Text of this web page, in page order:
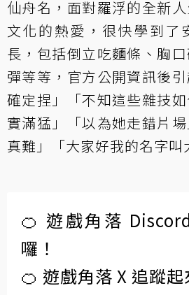
仙舟名，面對羅浮的全新
文化的熱愛，很快學到了
長，包括倒立吃麵條、胸
彈等等，官方公開資訊後
確定捏」「不知這些雜技
實滿猛」「以為她走錯片
真難」「大家好我的名字叫
🍊 遊戲角落
囉！
🍊 遊戲角落 X 追蹤起